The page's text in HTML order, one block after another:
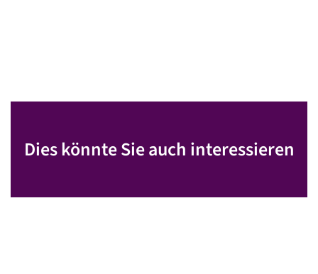
Dies könnte Sie auch interessieren